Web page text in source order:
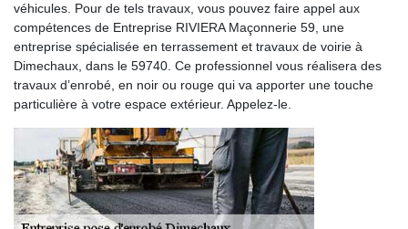
véhicules. Pour de tels travaux, vous pouvez faire appel aux
compétences de Entreprise RIVIERA Maçonnerie 59, une
entreprise spécialisée en terrassement et travaux de voirie à
Dimechaux, dans le 59740. Ce professionnel vous réalisera des
travaux d’enrobé, en noir ou rouge qui va apporter une touche
particulière à votre espace extérieur. Appelez-le.